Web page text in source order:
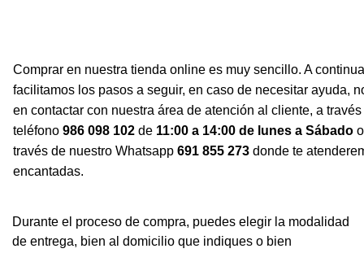
Comprar en nuestra tienda online es muy sencillo. A
facilitamos los pasos a seguir, en caso de necesitar ayuda,
en contactar con nuestra área de atención al cliente, a
teléfono 986 098 102 de 11:00 a 14:00 de lunes a Sábado
través de nuestro Whatsapp 691 855 273 donde te
encantadas.
Durante el proceso de compra, puedes elegir la modalidad
de entrega, bien al domicilio que indiques o bien